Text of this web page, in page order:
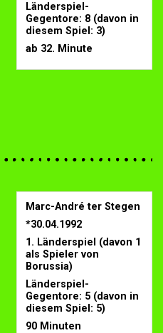
Länderspiel-
Gegentore: 8 (davon in
diesem Spiel: 3)
ab 32. Minute
Marc-André ter Stegen
*30.04.1992
1. Länderspiel (davon 1
als Spieler von
Borussia)
Länderspiel-
Gegentore: 5 (davon in
diesem Spiel: 5)
90 Minuten